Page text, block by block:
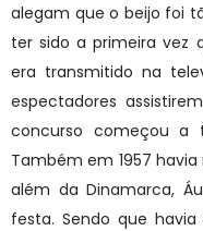
alegam que o beijo foi
ter sido a primeira vez
era transmitido na
espectadores
concurso começou a
Também em 1957
além da Dinamarca,
festa. Sendo que